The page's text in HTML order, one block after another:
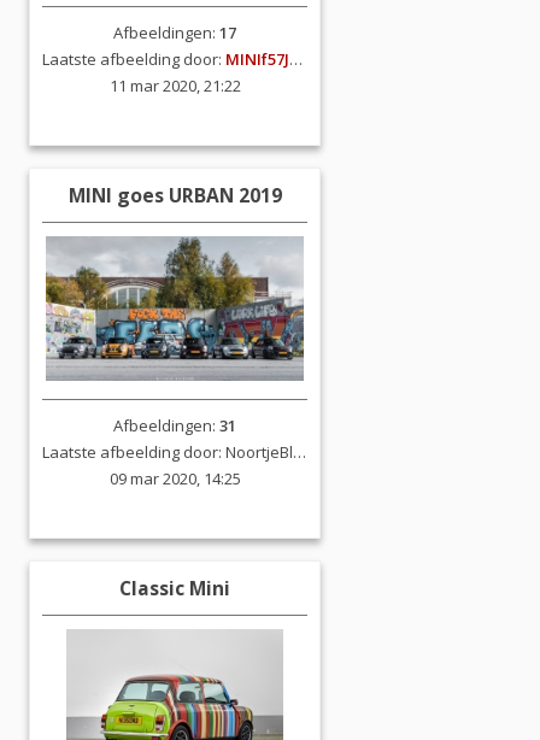
Afbeeldingen: 17
Laatste afbeelding door: MINIf57JCW
11 mar 2020, 21:22
MINI goes URBAN 2019
Afbeeldingen: 31
Laatste afbeelding door: NoortjeBlokland
09 mar 2020, 14:25
Classic Mini